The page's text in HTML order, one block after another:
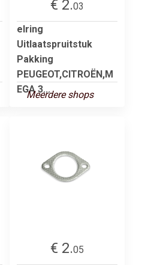
€ 2.03
elring
Uitlaatspruitstuk
Pakking
PEUGEOT,CITROËN,M
EGA 3...
Meerdere shops
€ 2.05